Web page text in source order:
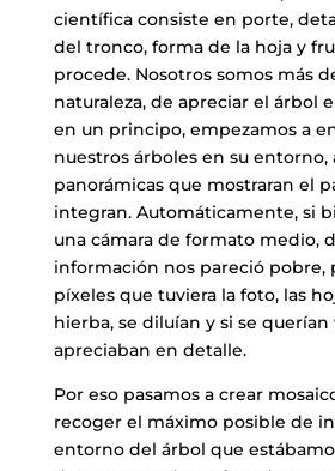
científica consiste en porte,
del tronco, forma de la hoja y
procede. Nosotros somos más
naturaleza, de apreciar el árbol
en un principo, empezamos a
nuestros árboles en su entorno,
panorámicas que mostraran el
integran. Automáticamente, si
una cámara de formato medio,
información nos pareció pobre,
píxeles que tuviera la foto, las
hierba, se diluían y si se querían
apreciaban en detalle.
Por eso pasamos a crear
recoger el máximo posible de
entorno del árbol que